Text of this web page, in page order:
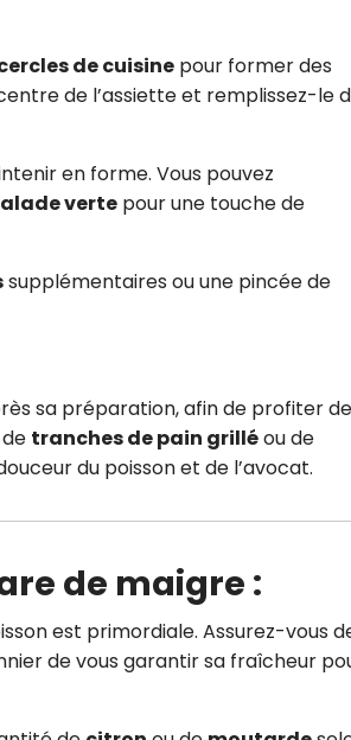
de cuisine pour former des
de l’assiette et remplissez-le
en forme. Vous pouvez
verte pour une touche de
supplémentaires ou une pincée de
sa préparation, afin de profiter de
tranches de pain grilléou de
du poisson et de l’avocat.
de maigre :
est primordiale. Assurez-vous
de vous garantir sa fraîcheur